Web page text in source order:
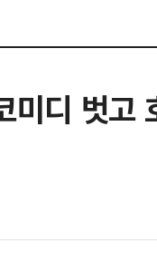
미디 벗